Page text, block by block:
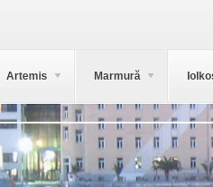
Artemis Marmură